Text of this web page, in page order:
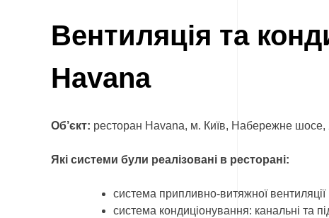
Вентиляція та
Havana
Об’єкт: ресторан Havana, м. Київ, Набережне шосе,
Які системи були реалізовані в ресторані:
система припливно-витяжної
система кондиціонування: канальні та